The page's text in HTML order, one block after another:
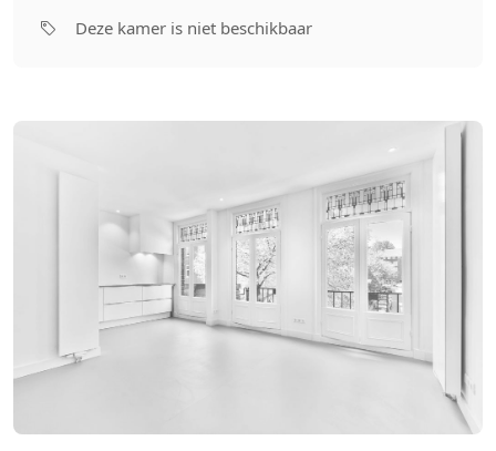
Deze kamer is niet beschikbaar